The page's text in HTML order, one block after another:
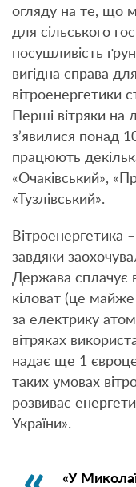
огляду на те, що
для сільського
посушливість
вигідна справа
вітроенергетики
Перші вітряки
з’явилися понад
працюють
«Очаківський»,
«Тузлівський».
Вітроенергетика
завдяки
Держава сплачує
кіловат (це
за електрику
вітряках
надає ще 1
таких умовах
розвиває
України».
«У